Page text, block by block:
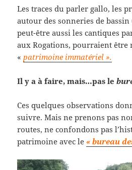
Les traces du parler gallo, les
autour des sonneries de bassin
peut-être aussi les cantiques
aux Rogations, pourraient être
«patrimoine immatériel ».
Il y a à faire, mais…pas le
Ces quelques observations
suivre. Mais ne prenons pas
routes, ne confondons pas
patrimoine avec le « bureau